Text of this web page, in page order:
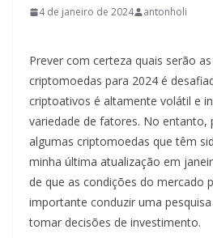
4 de janeiro de 2024 antonholi
Prever com certeza quais serão
criptomoedas para 2024 é
criptoativos é altamente volátil e
variedade de fatores. No entanto,
algumas criptomoedas que têm
minha última atualização em
de que as condições do mercado
importante conduzir uma
tomar decisões de investimento.